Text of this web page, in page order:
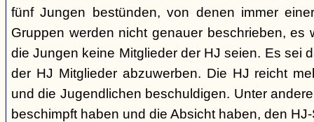
fünf Jungen bestünden, von denen immer
Gruppen werden nicht genauer beschrieben, es
die Jungen keine Mitglieder der HJ seien. Es sei
der HJ Mitglieder abzuwerben. Die HJ reicht
und die Jugendlichen beschuldigen. Unter
beschimpft haben und die Absicht haben, den